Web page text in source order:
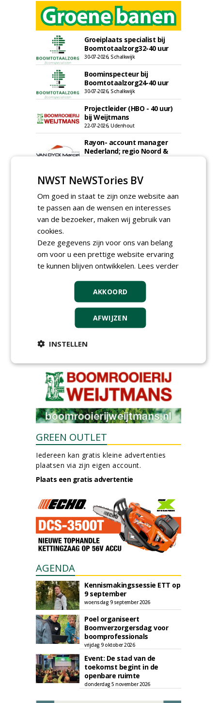
Groeiplaats specialist bij
Boomtotaalzorg32-40 uur
30-07-2026, Schalkwijk
Boominspecteur bij
Boomtotaalzorg24-40 uur
30-07-2026, Schalkwijk
Projectleider (HBO - 40 uur)
bij Weijtmans
22-07-2026, Udenhout
Rayon- account manager
Nederland; regio Noord &
Boomrooier / boomverzorger
04-05-2026
Proefveldmedewerker/
Chauffeur
zaden Nederland B.V.
06-08-2026, Ven-Zelderheide
Kasmedewerker (fulltime) bij
06-08-2026, Ven-Zelderheide
Allround
magazijnmedewerker
(fulltime) bij DSV zaden
Nederland B.V.
meer Groene Banen
GREEN OUTLET
Iedereen kan gratis kleine advertenties
plaatsen via zijn eigen account.
Plaats een gratis advertentie
AGENDA
Kennismakingssessie ETT op
9 september
woensdag 9 september 2026
Poel organiseert
Boomverzorgersdag voor
boomprofessionals
vrijdag 9 oktober 2026
Event: De stad van de
toekomst begint in de
openbare ruimte
donderdag 5 november 2026
NWST NeWSTories BV
Om goed in staat te zijn onze website aan
te passen aan de wensen en interesses
van de bezoeker, maken wij gebruik van
cookies.
Deze gegevens zijn voor ons van belang
om voor u een prettige website ervaring
te kunnen blijven ontwikkelen. Lees verder
AKKOORD
AFWIJZEN
INSTELLEN